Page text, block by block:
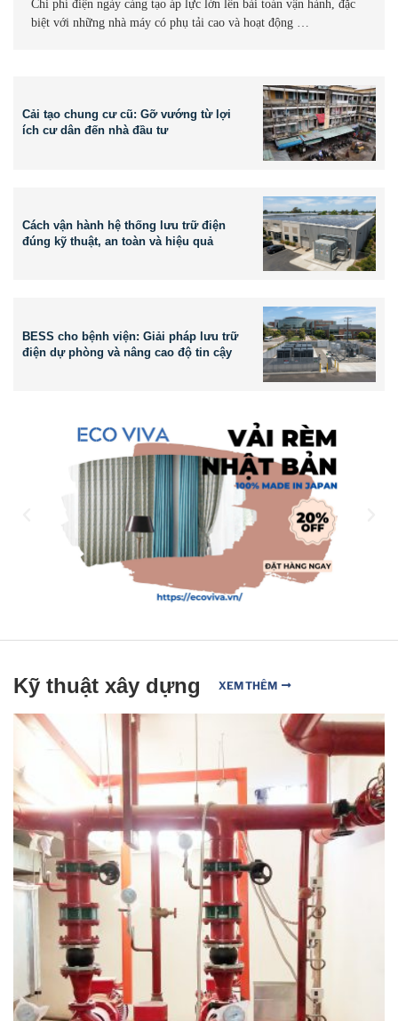
Chi phí điện ngày càng tạo áp lực lớn lên bài toán vận hành, đặc
biệt với những nhà máy có phụ tải cao và hoạt động …
Cải tạo chung cư cũ: Gỡ vướng từ lợi
ích cư dân đến nhà đầu tư
Cách vận hành hệ thống lưu trữ điện
đúng kỹ thuật, an toàn và hiệu quả
BESS cho bệnh viện: Giải pháp lưu trữ
điện dự phòng và nâng cao độ tin cậy
Kỹ thuật xây dựng XEM THÊM